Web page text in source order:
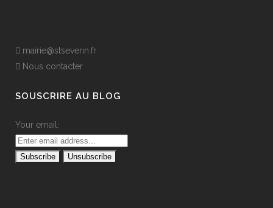
mairie@stseverin.fr
Nous contacter
SOUSCRIRE AU BLOG
Your email: